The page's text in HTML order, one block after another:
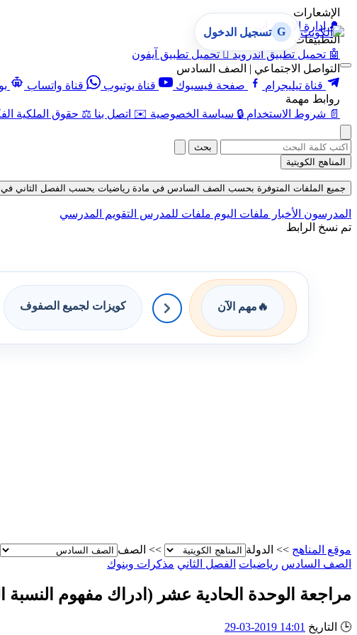
الإشعارات
🔔 إدارة الإشعارات
التطبيقات
🤖 تحميل تطبيق أندرويد  تحميل تطبيق آيفون
التواصل الاجتماعي | الصف السادس
قناة تيليجرام
صفحة فيسبوك قناة يوتيوب قناة واتساب
روابط مهمة
📄 شروط الاستخدام 🔒 سياسة الخصوصية ✉️ اتصل بنا ⚖️ حقوق الملكية
G تسجيل الدخول
بحث
المناهج الكويتية
جميع الملفات المتوفرة بحسب الصف السادس في مادة رياضيات بحسب الفصل الثاني في قسم
المدرسون الأخبار ملفات اليوم ملفات للمدرس التقويم المدرسي
تم نسخ الرابط
🔥 مهم الآن كويزات لجميع الصفوف
موقع المناهج >> الدولة >> الصف
الصف السادس رياضيات الفصل الثاني مذكرات وبنوك
مراجعة الوحدة الحادية عشر (ادراك مفهوم النسبة
🕒 التاريخ 14:01 2019-03-29